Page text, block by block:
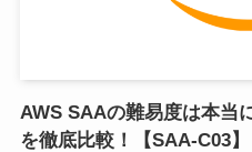
AWS SAAの難易度は本当
を徹底比較！【SAA-C03】